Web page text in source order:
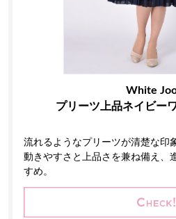
White
プリーツ上品ネイビー
流れるようなプリーツが清楚な印
動きやすさと上品さを兼ね備え、
すめ。